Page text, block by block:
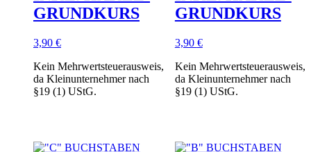
GRUNDKURS
3,90 €
Kein Mehrwertsteuerausweis,
da Kleinunternehmer nach
§19 (1) UStG.
GRUNDKURS
3,90 €
Kein Mehrwertsteuerausweis,
da Kleinunternehmer nach
§19 (1) UStG.